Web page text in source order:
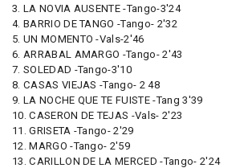
3. LA NOVIA AUSENTE -Tango-3'24
4. BARRIO DE TANGO -Tango- 2'32
5. UN MOMENTO -Vals-2'46
6. ARRABAL AMARGO -Tango- 2'43
7. SOLEDAD -Tango-3'10
8. CASAS VIEJAS -Tango- 2 48
9. LA NOCHE QUE TE FUISTE -Tang 3'39
10. CASERON DE TEJAS -Vals- 2'23
11. GRISETA -Tango- 2'29
12. MARGO -Tango- 2'59
13. CARILLON DE LA MERCED -Tango- 2'24